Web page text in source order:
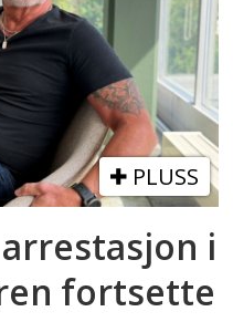
PLUSS
i
fortsette